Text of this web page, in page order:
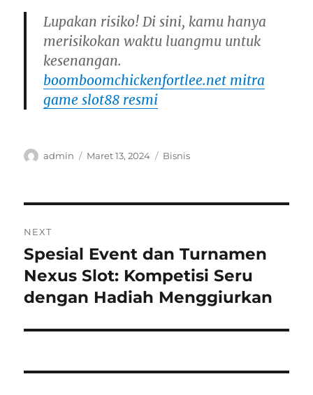
Lupakan risiko! Di sini, kamu hanya
merisikokan waktu luangmu untuk
kesenangan.
boomboomchickenfortlee.net mitra
game slot88 resmi
Author
admin
Posted
Maret 13, 2024 Categories
Bisnis
pos
NEXT
Next
post:
Spesial Event dan Turnamen
Nexus Slot: Kompetisi Seru
dengan Hadiah Menggiurkan